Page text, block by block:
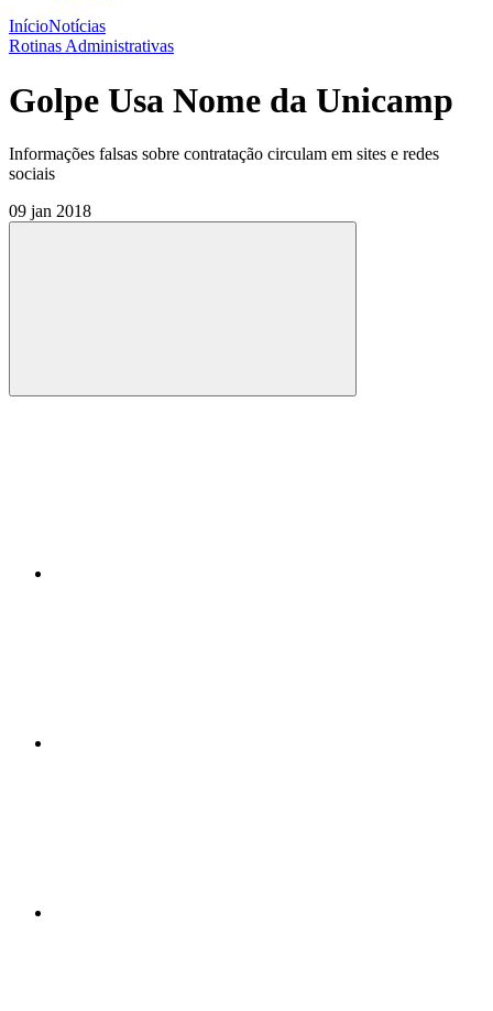
InícioNotícias
Rotinas Administrativas
Golpe Usa Nome da Unicamp
Informações falsas sobre contratação circulam em sites e redes
sociais
09 jan 2018
Compartilhar